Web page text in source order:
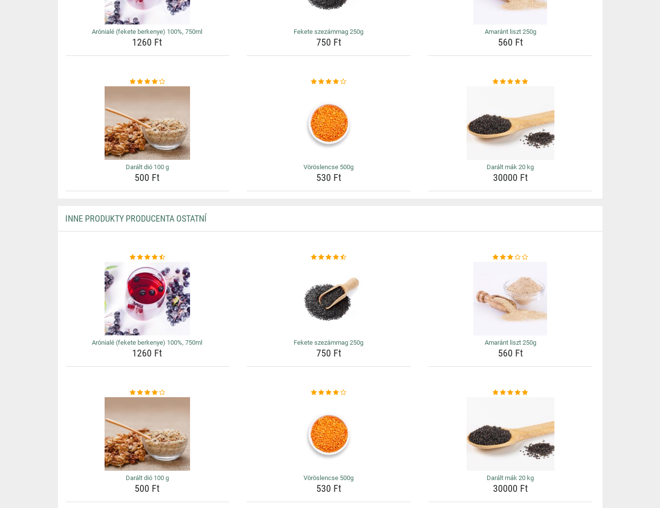
Arónialé (fekete berkenye) 100%, 750ml
1260 Ft
Fekete szezámmag 250g
750 Ft
Amaránt liszt 250g
560 Ft
Darált dió 100 g
500 Ft
Vöröslencse 500g
530 Ft
Darált mák 20 kg
30000 Ft
INNE PRODUKTY PRODUCENTA OSTATNÍ
Arónialé (fekete berkenye) 100%, 750ml
1260 Ft
Fekete szezámmag 250g
750 Ft
Amaránt liszt 250g
560 Ft
Darált dió 100 g
500 Ft
Vöröslencse 500g
530 Ft
Darált mák 20 kg
30000 Ft